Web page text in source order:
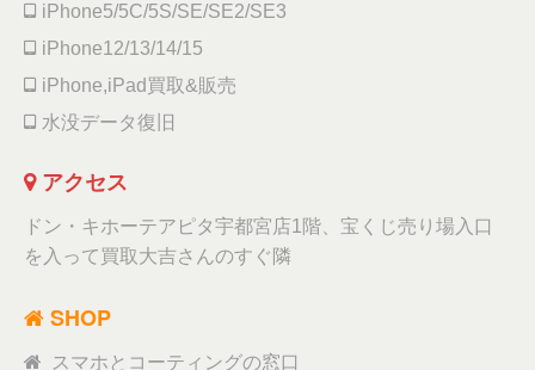
iPhone5/5C/5S/SE/SE2/SE3
iPhone12/13/14/15
iPhone,iPad買取&販売
水没データ復旧
アクセス
ドン・キホーテアピタ宇都宮店1階、宝くじ売り場入口
を入って買取大吉さんのすぐ隣
SHOP
スマホとコーティングの窓口